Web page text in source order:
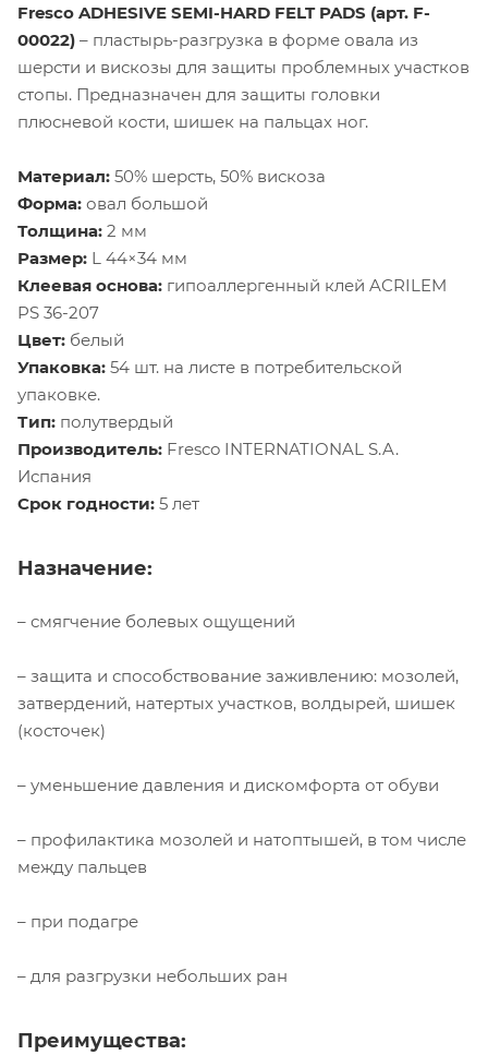
Fresco ADHESIVE SEMI-HARD FELT PADS (арт. F-
00022) – пластырь-разгрузка в форме овала из
шерсти и вискозы для защиты проблемных участков
стопы. Предназначен для защиты головки
плюсневой кости, шишек на пальцах ног.
Материал: 50% шерсть, 50% вискоза
Форма: овал большой
Толщина: 2 мм
Размер: L 44×34 мм
Клеевая основа: гипоаллергенный клей ACRILEM
PS 36-207
Цвет: белый
Упаковка: 54 шт. на листе в потребительской
упаковке.
Тип: полутвердый
Производитель: Fresco INTERNATIONAL S.A.
Испания
Срок годности: 5 лет
Назначение:
– смягчение болевых ощущений
– защита и способствование заживлению: мозолей,
затвердений, натертых участков, волдырей, шишек
(косточек)
– уменьшение давления и дискомфорта от обуви
– профилактика мозолей и натоптышей, в том числе
между пальцев
– при подагре
– для разгрузки небольших ран
Преимущества: